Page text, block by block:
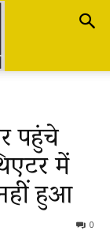
पहुंचे
में
हुआ
0